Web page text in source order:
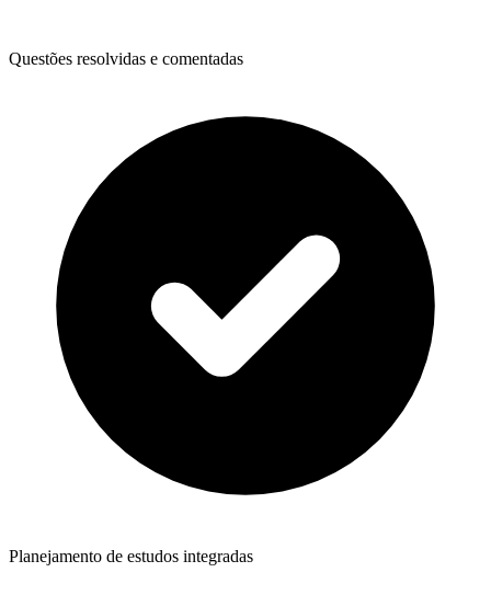
Questões resolvidas e comentadas
Planejamento de estudos integradas